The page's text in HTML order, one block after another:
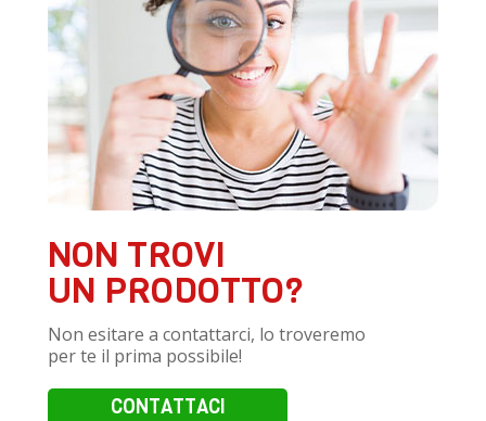
NON TROVI
UN PRODOTTO?
Non esitare a contattarci, lo troveremo
per te il prima possibile!
CONTATTACI